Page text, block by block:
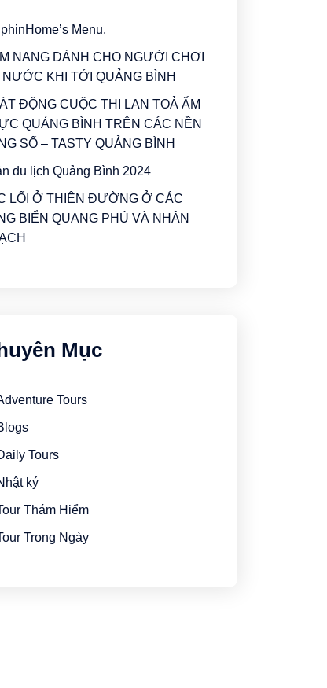
Menu.
NANG DÀNH CHO NGƯỜI CHƠI
NƯỚC KHI TỚI QUẢNG BÌNH
ĐỘNG CUỘC THI LAN TOẢ ẨM
QUẢNG BÌNH TRÊN CÁC NỀN
SỐ – TASTY QUẢNG BÌNH
du lịch Quảng Bình 2024
LỐI Ở THIÊN ĐƯỜNG Ở CÁC
BIỂN QUANG PHÚ VÀ NHÂN
Mục
Tours
Tours
ký
Thám Hiểm
Trong Ngày